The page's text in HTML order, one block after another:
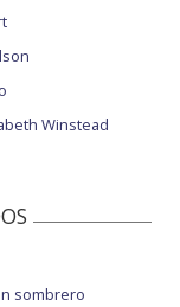
Winstead
sombrero